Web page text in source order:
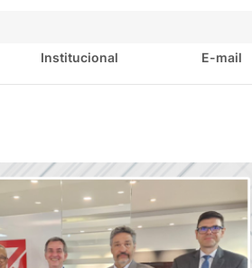
Institucional E-mail